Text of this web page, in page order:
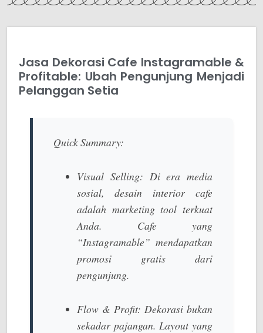
Jasa Dekorasi Cafe Instagramable &
Profitable: Ubah Pengunjung Menjadi
Pelanggan Setia
Quick Summary:
Visual Selling: Di era media
sosial, desain interior cafe
adalah marketing tool terkuat
Anda. Cafe yang
“Instagramable” mendapatkan
promosi gratis dari
pengunjung.
Flow & Profit: Dekorasi bukan
sekadar pajangan. Layout yang